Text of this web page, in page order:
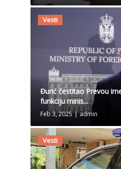
Vesti
Đurić čestitao Prevou
funkciju minis...
Feb 3, 2025 | admin
Vesti